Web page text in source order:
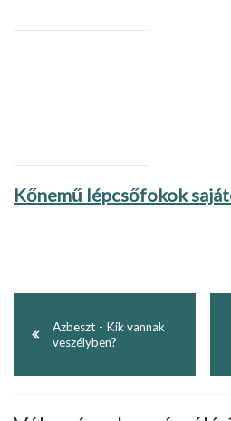
Kőnemű lépcsőfokok
Azbeszt - Kik vannak
veszélyben?